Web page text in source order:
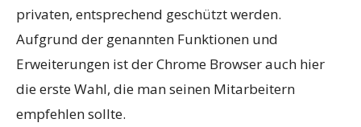
privaten, entsprechend geschützt werden.
Aufgrund der genannten Funktionen und
Erweiterungen ist der Chrome Browser auch hier
die erste Wahl, die man seinen Mitarbeitern
empfehlen sollte.